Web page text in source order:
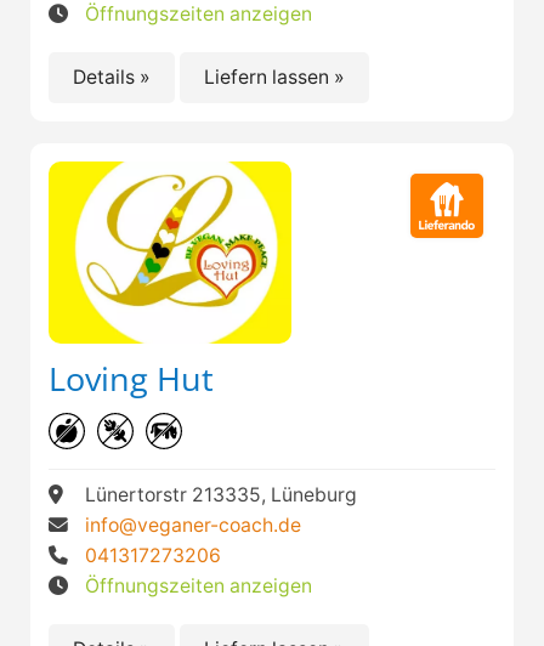
Öffnungszeiten anzeigen
Details » Liefern lassen »
Loving Hut
Lünertorstr 213335, Lüneburg
info@veganer-coach.de
041317273206
Öffnungszeiten anzeigen